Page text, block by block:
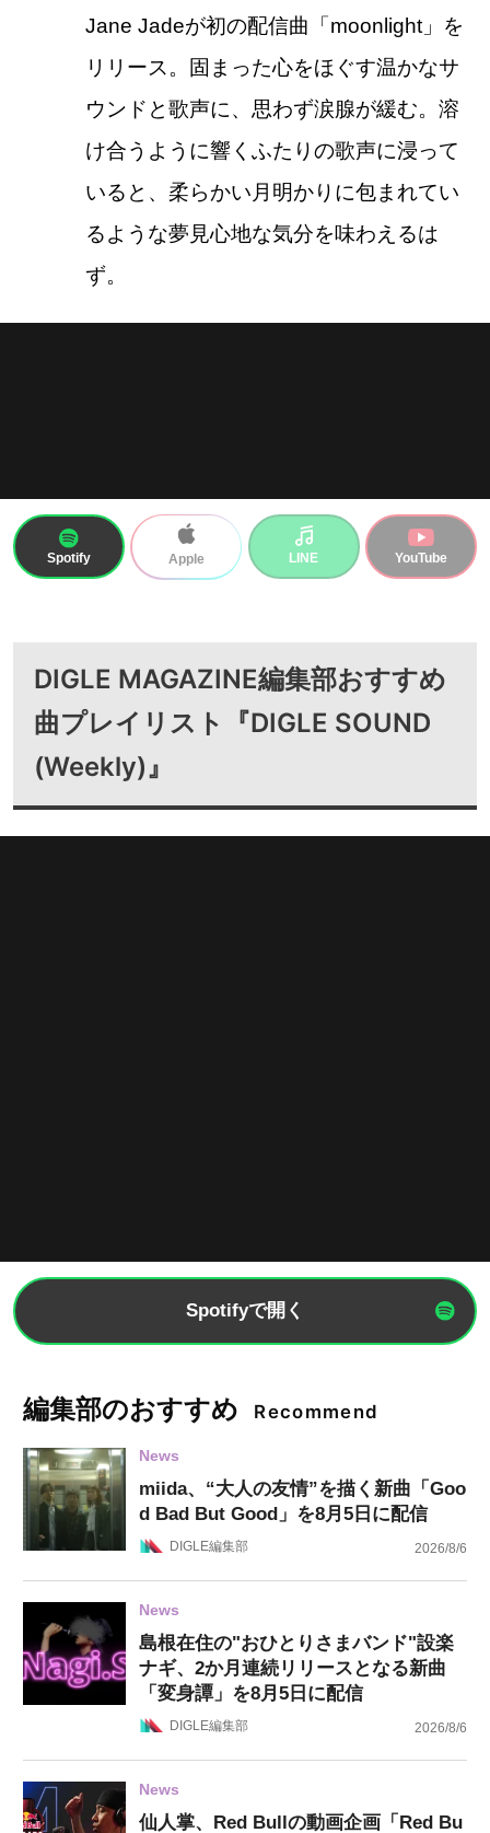
Jane Jadeが初の配信曲「moonlight」を
リリース。固まった心をほぐす温かなサ
ウンドと歌声に、思わず涙腺が緩む。溶
け合うように響くふたりの歌声に浸って
いると、柔らかい月明かりに包まれてい
るような夢見心地な気分を味わえるは
ず。
Spotify Apple LINE YouTube
DIGLE MAGAZINE編集部おすすめ
曲プレイリスト『DIGLE SOUND
(Weekly)』
Spotifyで開く
編集部のおすすめ Recommend
News
miida、“大人の友情”を描く新曲「Goo
d Bad But Good」を8月5日に配信
DIGLE編集部 2026/8/6
News
島根在住の"おひとりさまバンド"設楽
ナギ、2か月連続リリースとなる新曲
「変身譚」を8月5日に配信
DIGLE編集部 2026/8/6
News
仙人掌、Red Bullの動画企画「Red Bu